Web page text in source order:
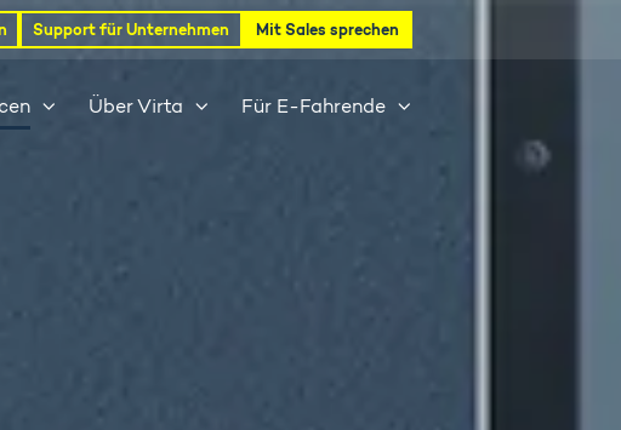
Support für Unternehmen Mit Sales sprechen
Über Virta Für E-Fahrende